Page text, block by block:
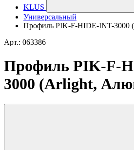
KLUS
Универсальный
Профиль PIK-F-HIDE-INT-
Арт.: 063386
Профиль PIK-F-
3000 (Arlight,